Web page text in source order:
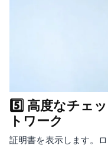
5️⃣ 高度なチェ
トワーク
証明書を表示します。